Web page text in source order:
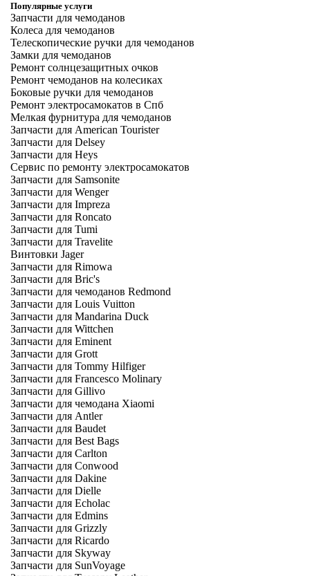
Популярные услуги
Запчасти для чемоданов
Колеса для чемоданов
Телескопические ручки для чемоданов
Замки для чемоданов
Ремонт солнцезащитных очков
Ремонт чемоданов на колесиках
Боковые ручки для чемоданов
Ремонт электросамокатов в Спб
Мелкая фурнитура для чемоданов
Запчасти для American Tourister
Запчасти для Delsey
Запчасти для Heys
Сервис по ремонту электросамокатов
Запчасти для Samsonite
Запчасти для Wenger
Запчасти для Impreza
Запчасти для Roncato
Запчасти для Tumi
Запчасти для Travelite
Винтовки Jager
Запчасти для Rimowa
Запчасти для Bric's
Запчасти для чемоданов Redmond
Запчасти для Louis Vuitton
Запчасти для Mandarina Duck
Запчасти для Wittchen
Запчасти для Eminent
Запчасти для Grott
Запчасти для Tommy Hilfiger
Запчасти для Francesco Molinary
Запчасти для Gillivo
Запчасти для чемодана Xiaomi
Запчасти для Antler
Запчасти для Baudet
Запчасти для Best Bags
Запчасти для Carlton
Запчасти для Conwood
Запчасти для Dakine
Запчасти для Dielle
Запчасти для Echolac
Запчасти для Edmins
Запчасти для Grizzly
Запчасти для Ricardo
Запчасти для Skyway
Запчасти для SunVoyage